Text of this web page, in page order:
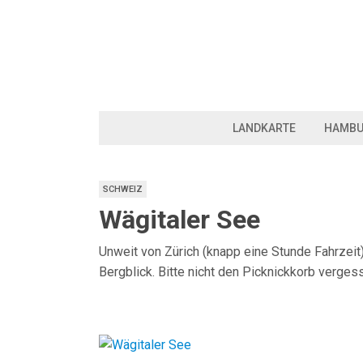
LANDKARTE
SCHWEIZ
Wägitaler See
Unweit von Zürich (knapp eine Stunde
Bergblick. Bitte nicht den Picknickkorb